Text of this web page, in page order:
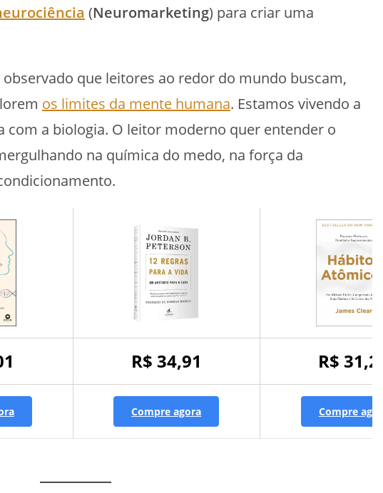
(Neuromarketing) para criar uma
que leitores ao redor do mundo buscam,
os limites da mente humana. Estamos vivendo a
com a biologia. O leitor moderno quer entender o
na química do medo, na força da
R$ 34,91 R$ 31,22
Compre agora Compre agora